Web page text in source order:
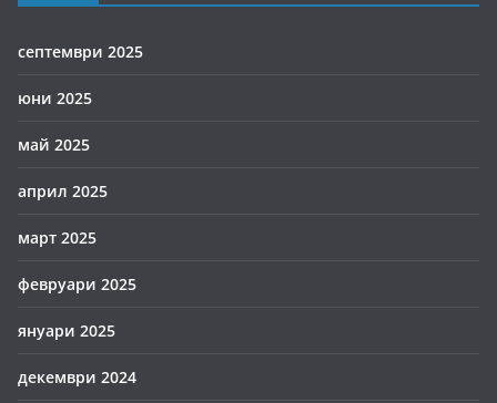
септември 2025
юни 2025
май 2025
април 2025
март 2025
февруари 2025
януари 2025
декември 2024